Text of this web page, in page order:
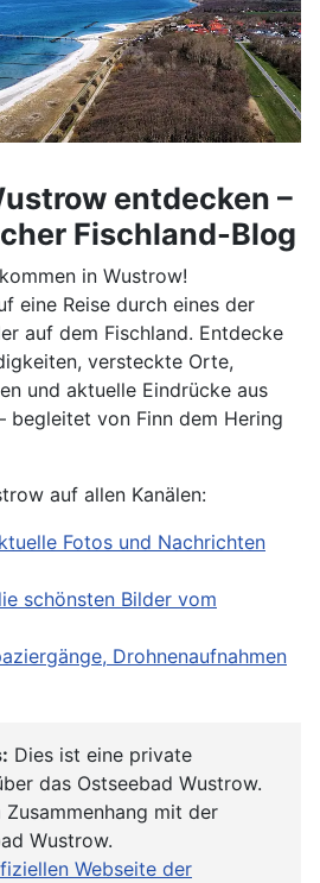
entdecken –
Fischland-Blog
in Wustrow!
eine Reise durch eines der
auf dem Fischland. Entdecke
versteckte Orte,
und aktuelle Eindrücke aus
begleitet von Finn dem Hering
auf allen Kanälen:
Fotos und Nachrichten
schönsten Bilder vom
Drohnenaufnahmen
Dies ist eine private
das Ostseebad Wustrow.
mit der
Wustrow.
Webseite der